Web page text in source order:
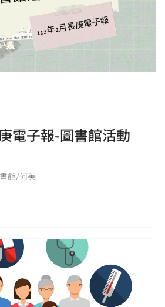
電子報-圖書館活動
館/何美